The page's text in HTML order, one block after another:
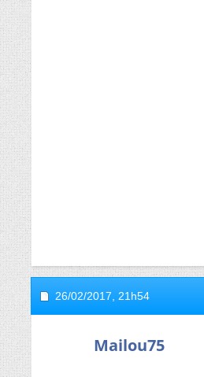
26/02/2017, 21h54
Mailou75